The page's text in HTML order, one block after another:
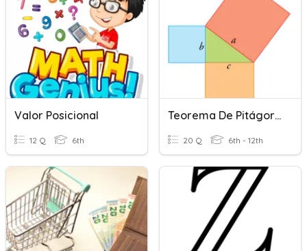
Valor Posicional
12 Q 6th
Teorema De Pitágoras CCAV
20 Q 6th - 12th